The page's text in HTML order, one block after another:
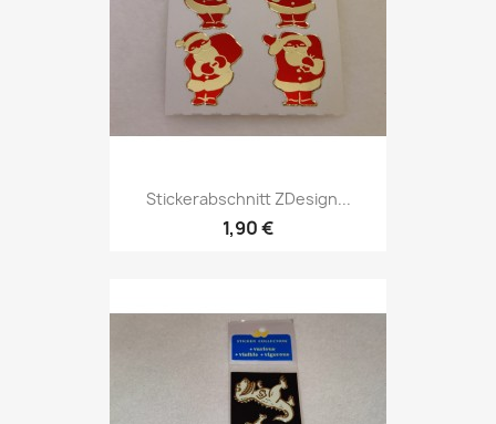
Stickerabschnitt ZDesign...
1,90 €